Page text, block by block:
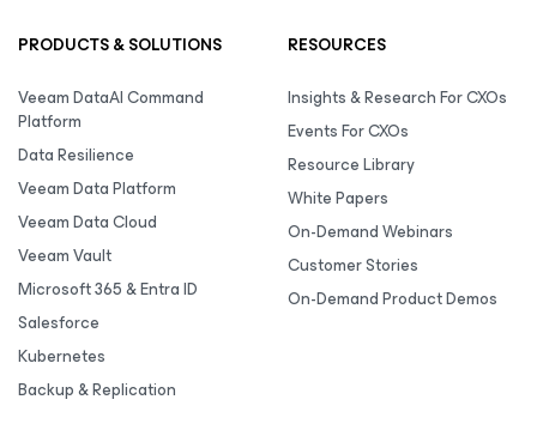
PRODUCTS & SOLUTIONS
Veeam DataAI Command
Platform
Data Resilience
Veeam Data Platform
Veeam Data Cloud
Veeam Vault
Microsoft 365 & Entra ID
Salesforce
Kubernetes
Backup & Replication
RESOURCES
Insights & Research For CXOs
Events For CXOs
Resource Library
White Papers
On-Demand Webinars
Customer Stories
On-Demand Product Demos